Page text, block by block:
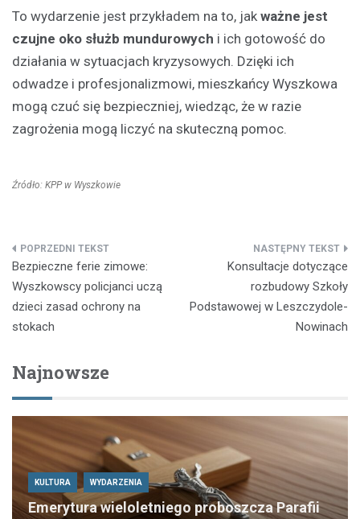
To wydarzenie jest przykładem na to, jak ważne jest
czujne oko służb mundurowych i ich gotowość do
działania w sytuacjach kryzysowych. Dzięki ich
odwadze i profesjonalizmowi, mieszkańcy Wyszkowa
mogą czuć się bezpieczniej, wiedząc, że w razie
zagrożenia mogą liczyć na skuteczną pomoc.
Źródło: KPP w Wyszkowie
Nawigacja
wpisu
Bezpieczne ferie zimowe:
Wyszkowscy policjanci uczą
dzieci zasad ochrony na
stokach
Konsultacje dotyczące
rozbudowy Szkoły
Podstawowej w Leszczydole-
Nowinach
Najnowsze
KULTURA WYDARZENIA
Emerytura wieloletniego proboszcza Parafii